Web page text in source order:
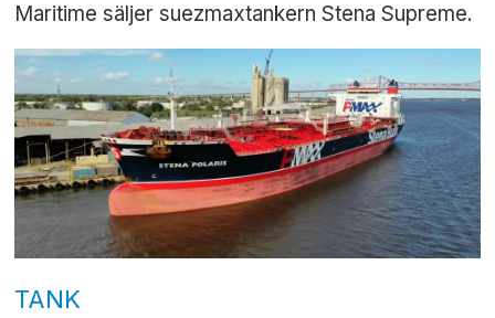
Maritime säljer suezmaxtankern Stena Supreme.
TANK